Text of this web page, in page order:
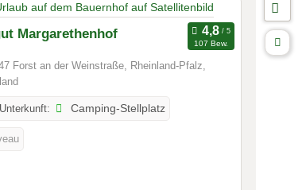
Margarethenhof
107 Bew.
Forst an der Weinstraße, Rheinland-Pfalz,
Camping-Stellplatz